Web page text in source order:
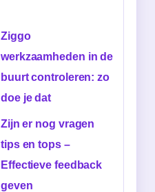
Ziggo
werkzaamheden in de
buurt controleren: zo
doe je dat
Zijn er nog vragen
tips en tops –
Effectieve feedback
geven